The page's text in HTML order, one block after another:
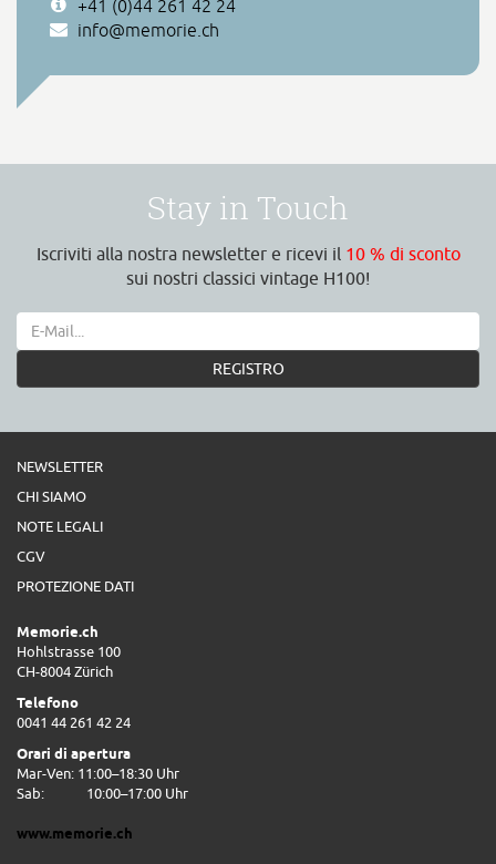
+41 (0)44 261 42 24
info@memorie.ch
Stay in Touch
Iscriviti alla nostra newsletter e ricevi il 10 % di sconto
sui nostri classici vintage H100!
REGISTRO
NEWSLETTER
CHI SIAMO
NOTE LEGALI
CGV
PROTEZIONE DATI
Memorie.ch
Hohlstrasse 100
CH-8004 Zürich
Telefono
0041 44 261 42 24
Orari di apertura
Mar-Ven: 11:00–18:30 Uhr
Sab:
10:00–17:00 Uhr
www.memorie.ch